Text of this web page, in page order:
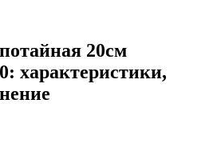
20см
характеристики,